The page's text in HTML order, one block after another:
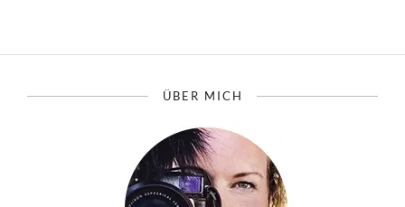
ÜBER MICH